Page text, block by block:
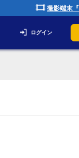
撮影端末
ログイン